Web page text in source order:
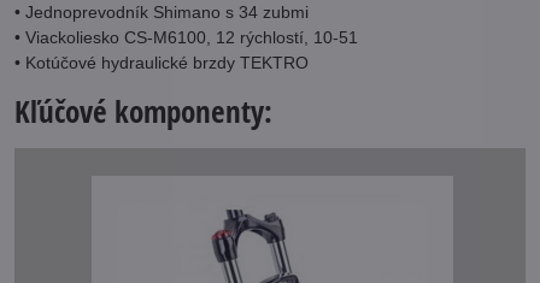
• Jednoprevodník Shimano s 34 zubmi
• Viackoliesko CS-M6100, 12 rýchlostí, 10-51
• Kotúčové hydraulické brzdy TEKTRO
Kľúčové komponenty: